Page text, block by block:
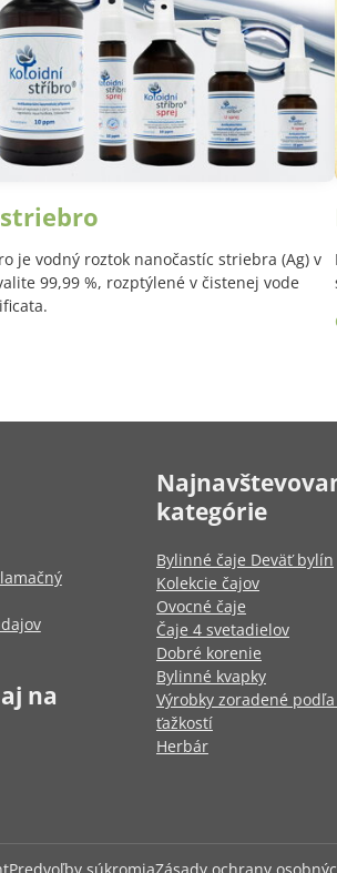
je vodný roztok nanočastíc striebra (Ag) v
99,99 %, rozptýlené v čistenej vode
na
kategórie
Bylinné čaje Deväť bylín
Kolekcie čajov
Ovocné čaje
Čaje 4 svetadielov
Dobré korenie
Bylinné kvapky
Výrobky zoradené
ťažkostí
Herbár